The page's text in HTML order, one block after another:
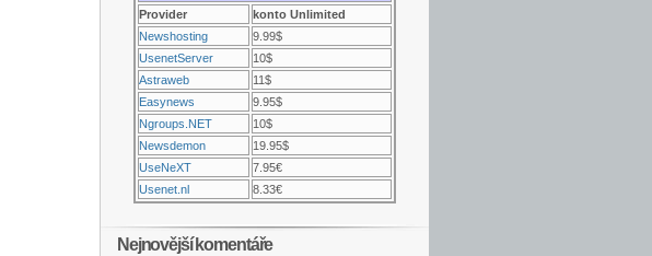
Provider
konto Unlimited
Newshosting
9.99$
UsenetServer
10$
Astraweb
11$
Easynews
9.95$
Ngroups.NET
10$
Newsdemon
19.95$
UseNeXT
7.95€
Usenet.nl
8.33€
Nejnovější komentáře